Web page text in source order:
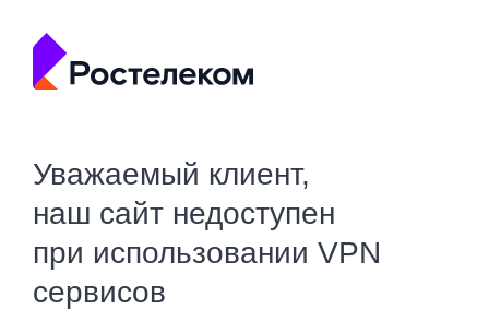
Уважаемый клиент,
наш сайт недоступен
при использовании VPN
сервисов